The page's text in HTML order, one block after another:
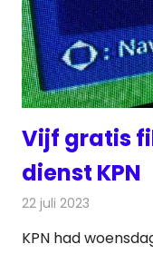
Vijf gratis
dienst KPN
22 juli 2023
KPN had